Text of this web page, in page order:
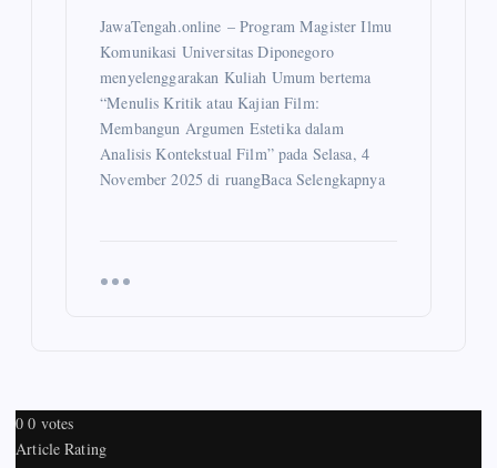
JawaTengah.online – Program Magister Ilmu
Komunikasi Universitas Diponegoro
menyelenggarakan Kuliah Umum bertema
“Menulis Kritik atau Kajian Film:
Membangun Argumen Estetika dalam
Analisis Kontekstual Film” pada Selasa, 4
November 2025 di ruangBaca Selengkapnya
0 0 votes
Article Rating